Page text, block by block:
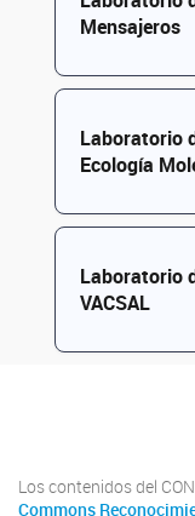
Mensajeros
Laboratorio
Ecología
Laboratorio
VACSAL
Los contenidos del
Commons